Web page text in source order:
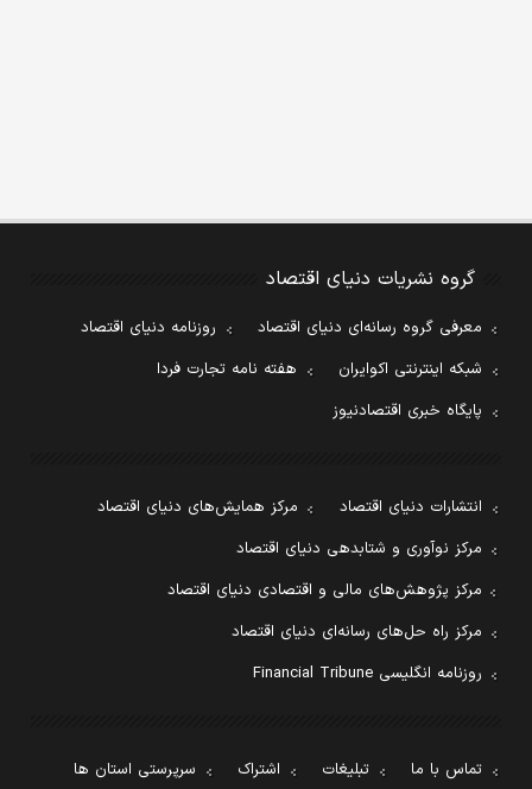
گروه نشریات دنیای اقتصاد
معرفی گروه رسانه‌ای دنیای اقتصاد
روزنامه دنیای اقتصاد
شبکه اینترنتی اکوایران
هفته نامه تجارت فردا
پایگاه خبری اقتصادنیوز
انتشارات دنیای اقتصاد
مرکز همایش‌های دنیای اقتصاد
مرکز نوآوری و شتابدهی دنیای اقتصاد
مرکز پژوهش‌های مالی و اقتصادی دنیای اقتصاد
مرکز راه حل‌های رسانه‌ای دنیای اقتصاد
روزنامه انگلیسی Financial Tribune
تماس با ما تبلیغات اشتراک سرپرستی استان ها